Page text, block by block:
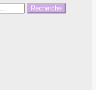
Recherche